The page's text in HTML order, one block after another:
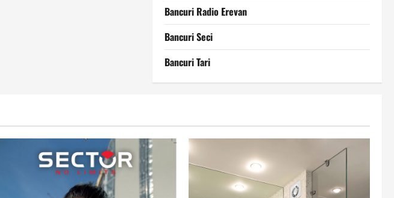
Bancuri Radio Erevan
Bancuri Seci
Bancuri Tari